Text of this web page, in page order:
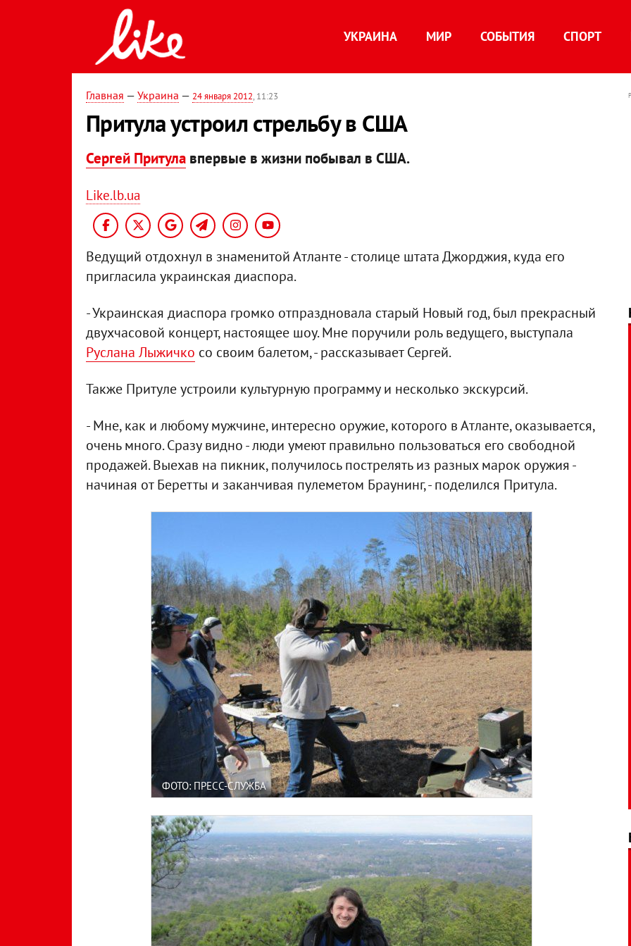
УКРАИНА МИР СОБЫТИЯ СПОРТ
Главная — Украина — 24 января 2012, 11:23
Притула устроил стрельбу в США
Сергей Притула впервые в жизни побывал в США.
Like.lb.ua
Ведущий отдохнул в знаменитой Атланте - столице штата Джорджия, куда его
пригласила украинская диаспора.
- Украинская диаспора громко отпраздновала старый Новый год, был прекрасный
двухчасовой концерт, настоящее шоу. Мне поручили роль ведущего, выступала
Руслана Лыжичко со своим балетом, - рассказывает Сергей.
Также Притуле устроили культурную программу и несколько экскурсий.
- Мне, как и любому мужчине, интересно оружие, которого в Атланте, оказывается,
очень много. Сразу видно - люди умеют правильно пользоваться его свободной
продажей. Выехав на пикник, получилось пострелять из разных марок оружия -
начиная от Беретты и заканчивая пулеметом Браунинг, - поделился Притула.
ФОТО: ПРЕСС-СЛУЖБА